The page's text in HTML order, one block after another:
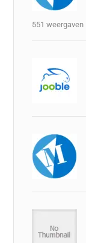
551 weergaven